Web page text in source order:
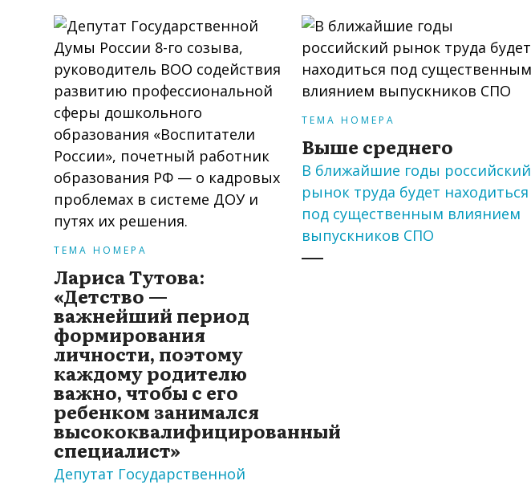
ТЕМА НОМЕРА
Лариса Тутова:
«Детство —
важнейший период
формирования
личности, поэтому
каждому родителю
важно, чтобы с его
ребенком занимался
высококвалифицированный
специалист»
Депутат Государственной
ТЕМА НОМЕРА
Выше среднего
В ближайшие годы российский
рынок труда будет находиться
под существенным влиянием
выпускников СПО